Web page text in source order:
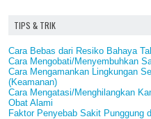
TIPS & TRIK
Cara Bebas dari Resiko Bahaya
Cara Mengobati/Menyembuhkan
Cara Mengamankan Lingkungan
(Keamanan)
Cara Mengatasi/Menghilangkan
Obat Alami
Faktor Penyebab Sakit Punggung